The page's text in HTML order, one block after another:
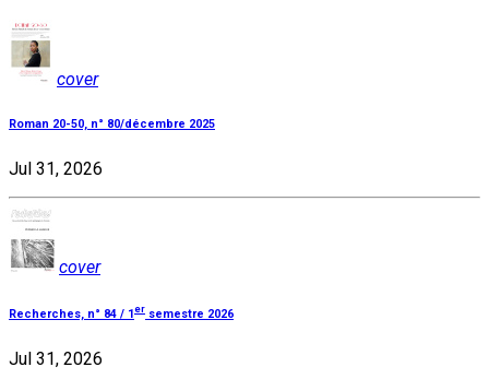
cover
Roman 20-50, n° 80/décembre 2025
Jul 31, 2026
cover
Recherches, n° 84 / 1 er semestre 2026
Jul 31, 2026